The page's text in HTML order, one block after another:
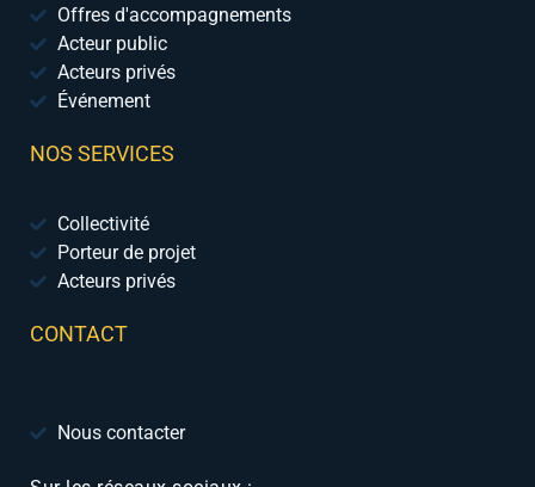
Offres d'accompagnements
Acteur public
Acteurs privés
Événement
NOS SERVICES
Collectivité
Porteur de projet
Acteurs privés
CONTACT
Nous contacter